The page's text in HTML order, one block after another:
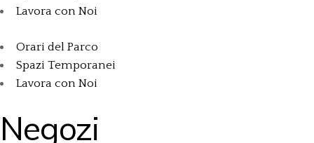
Lavora con Noi
Orari del Parco
Spazi Temporanei
Lavora con Noi
Negozi